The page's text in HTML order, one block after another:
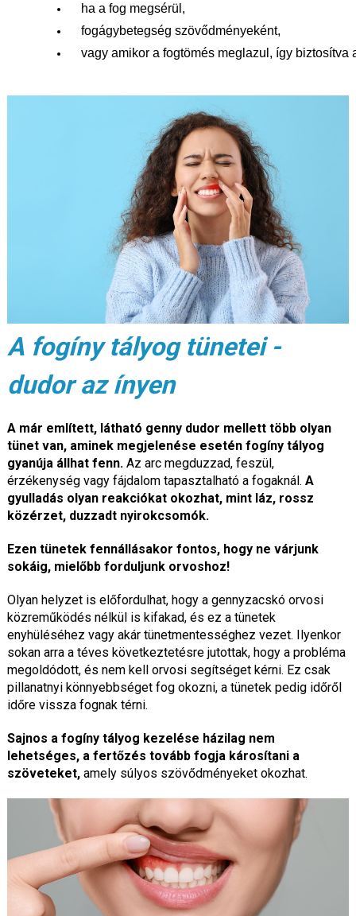
ha a fog megsérül,
fogágybetegség szövődményeként,
vagy amikor a fogtömés meglazul, így biztosítva
A fogíny tályog tünetei -
dudor az ínyen
A már említett, látható genny dudor mellett több olyan
tünet van, aminek megjelenése esetén fogíny tályog
gyanúja állhat fenn. Az arc megduzzad, feszül,
érzékenység vagy fájdalom tapasztalható a fogaknál. A
gyulladás olyan reakciókat okozhat, mint láz, rossz
közérzet, duzzadt nyirokcsomók.
Ezen tünetek fennállásakor fontos, hogy ne várjunk
sokáig, mielőbb forduljunk orvoshoz!
Olyan helyzet is előfordulhat, hogy a gennyzacskó orvosi
közreműködés nélkül is kifakad, és ez a tünetek
enyhüléséhez vagy akár tünetmentességhez vezet. Ilyenkor
sokan arra a téves következtetésre jutottak, hogy a probléma
megoldódott, és nem kell orvosi segítséget kérni. Ez csak
pillanatnyi könnyebbséget fog okozni, a tünetek pedig időről
időre vissza fognak térni.
Sajnos a fogíny tályog kezelése házilag nem
lehetséges, a fertőzés tovább fogja károsítani a
szöveteket,amely súlyos szövődményeket okozhat.